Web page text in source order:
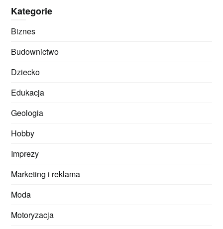
Kategorie
Biznes
Budownictwo
Dziecko
Edukacja
Geologia
Hobby
Imprezy
Marketing i reklama
Moda
Motoryzacja